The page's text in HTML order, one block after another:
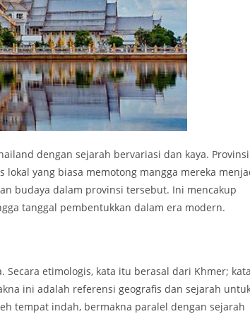
dengan sejarah bervariasi dan kaya. Provinsi
yang biasa memotong mangga mereka
budaya dalam provinsi tersebut. Ini mencakup
tanggal pembentukkan dalam era modern.
etimologis, kata itu berasal dari Khmer;
ini adalah referensi geografis dan sejarah
tempat indah, bermakna paralel dengan sejarah